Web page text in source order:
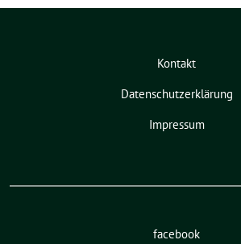
Kontakt
Datenschutzerklärung
Impressum
facebook